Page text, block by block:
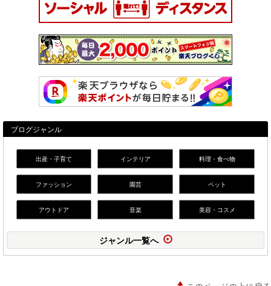
ブログジャンル
出産・子育て インテリア 料理・食べ物
ファッション 園芸 ペット
アウトドア 音楽 美容・コスメ
ジャンル一覧へ